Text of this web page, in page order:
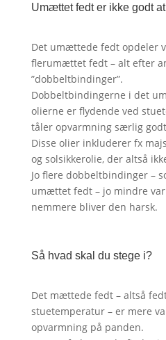
Umættet fedt er ikke godt
Det umættede fedt opdeler
flerumættet fedt – alt efter
”dobbeltbindinger”.
Dobbeltbindingerne i det
olierne er flydende ved
tåler opvarmning særlig
Disse olier inkluderer fx
og solsikkerolie, der altså
Jo flere dobbeltbindinger –
umættet fedt – jo mindre
nemmere bliver den harsk.
Så hvad skal du stege i?
Det mættede fedt – altså
stuetemperatur – er mere
opvarmning på panden.